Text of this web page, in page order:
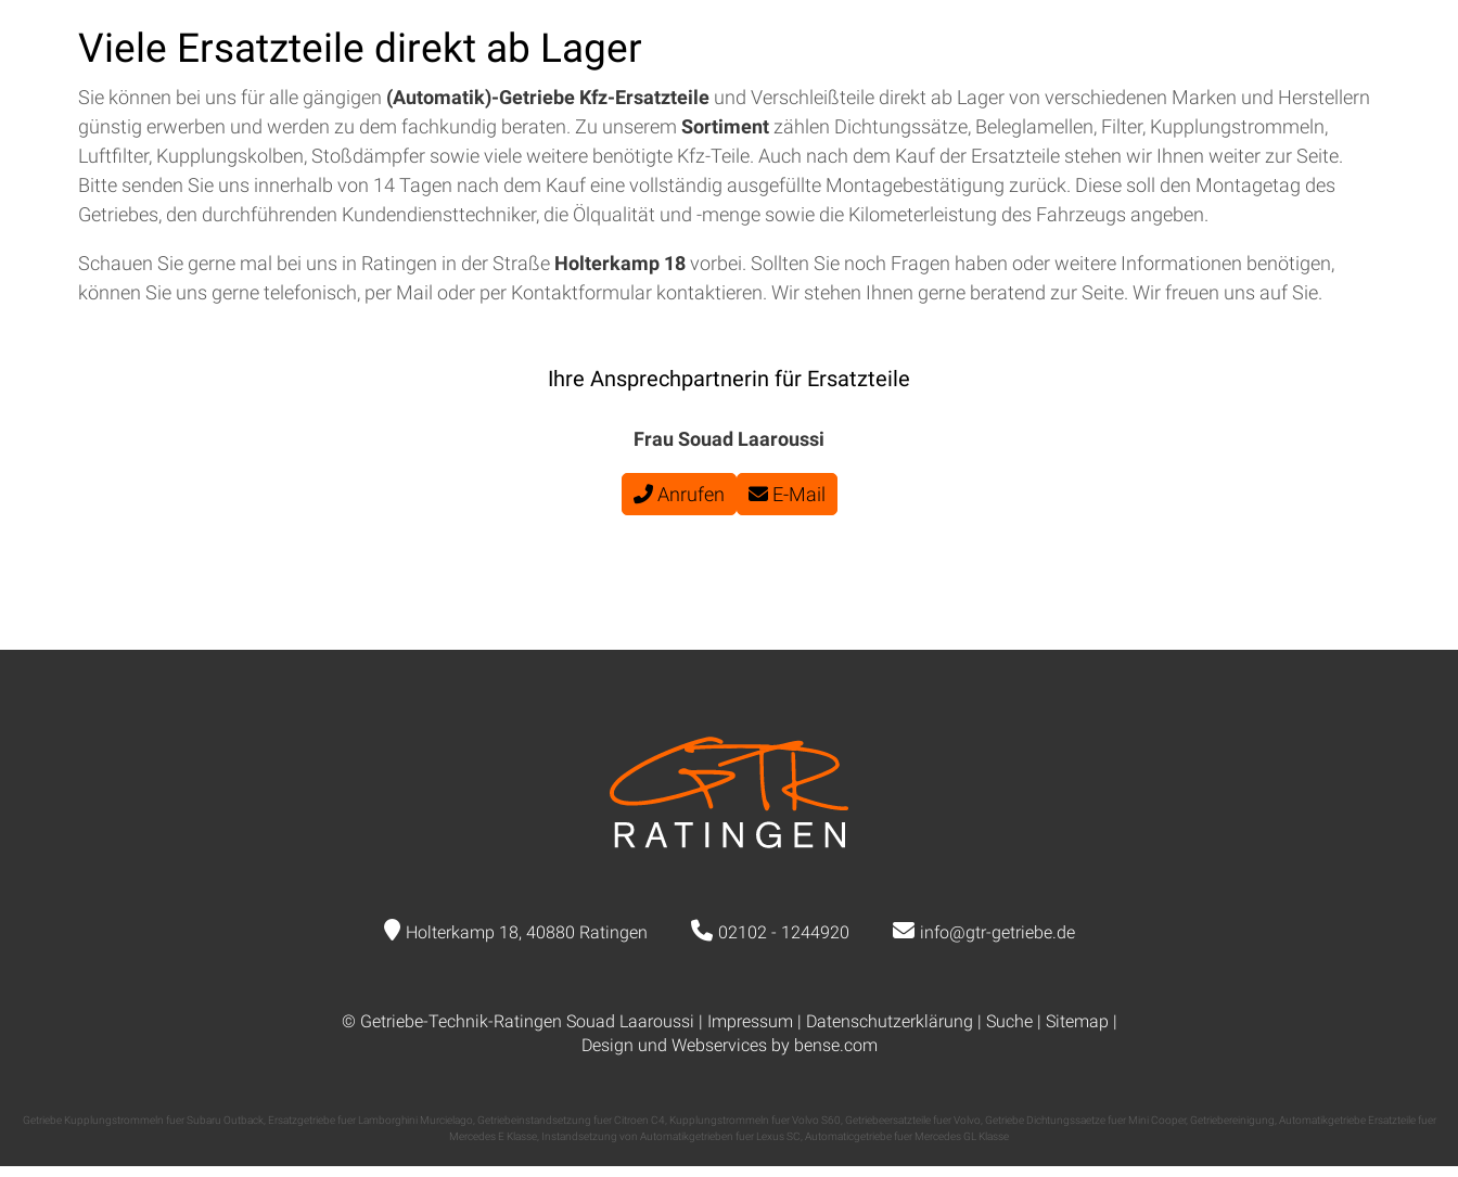
Viele Ersatzteile direkt ab Lager
Sie können bei uns für alle gängigen (Automatik)-Getriebe Kfz-Ersatzteile und Verschleißteile direkt ab Lager von verschiedenen Marken und Herstellern
günstig erwerben und werden zu dem fachkundig beraten. Zu unserem Sortiment zählen Dichtungssätze, Beleglamellen, Filter, Kupplungstrommeln,
Luftfilter, Kupplungskolben, Stoßdämpfer sowie viele weitere benötigte Kfz-Teile. Auch nach dem Kauf der Ersatzteile stehen wir Ihnen weiter zur Seite.
Bitte senden Sie uns innerhalb von 14 Tagen nach dem Kauf eine vollständig ausgefüllte Montagebestätigung zurück. Diese soll den Montagetag des
Getriebes, den durchführenden Kundendiensttechniker, die Ölqualität und -menge sowie die Kilometerleistung des Fahrzeugs angeben.
Schauen Sie gerne mal bei uns in Ratingen in der Straße Holterkamp 18vorbei. Sollten Sie noch Fragen haben oder weitere Informationen benötigen,
können Sie uns gerne telefonisch, per Mail oder per Kontaktformular kontaktieren. Wir stehen Ihnen gerne beratend zur Seite. Wir freuen uns auf Sie.
Ihre Ansprechpartnerin für Ersatzteile
Frau Souad Laaroussi
Anrufen E-Mail
Holterkamp 18, 40880 Ratingen 02102 - 1244920 info@gtr-getriebe.de
© Getriebe-Technik-Ratingen Souad Laaroussi | Impressum | Datenschutzerklärung | Suche| Sitemap |
Design und Webservices by bense.com
Getriebe Kupplungstrommeln fuer Subaru Outback Ersatzgetriebe fuer Lamborghini Murcielago Getriebeinstandsetzung fuer Citroen C4 Kupplungstrommeln fuer Volvo S60 Getriebeersatzteile fuer Volvo Getriebe Dichtungssaetze fuer Mini Cooper, Getriebereinigung Automatikgetriebe Ersatzteile fuer
Mercedes E Klasse Instandsetzung von Automatikgetrieben fuer Lexus SC Automaticgetriebe fuer Mercedes GL Klasse